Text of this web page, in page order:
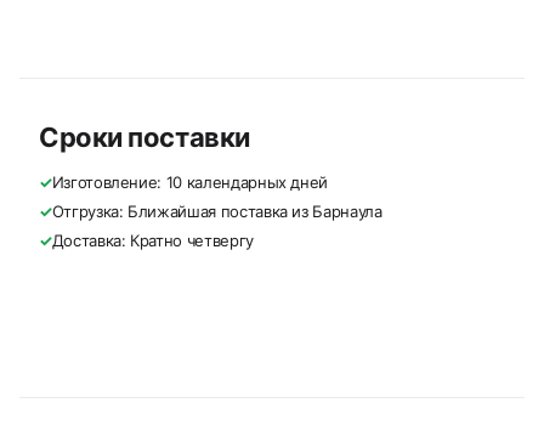
Сроки поставки
✓Изготовление: 10 календарных дней
✓Отгрузка: Ближайшая поставка из Барнаула
✓Доставка: Кратно четвергу